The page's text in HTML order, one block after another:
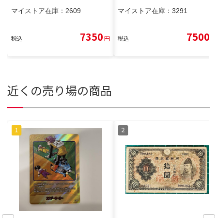
マイストア在庫： 2609
税込 7350円
マイストア在庫： 3291
税込 7500
近くの売り場の商品